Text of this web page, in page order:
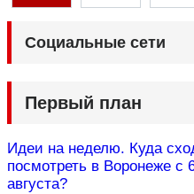
Социальные сети
Первый план
Идеи на неделю. Куда
посмотреть в Воронеже с
августа?